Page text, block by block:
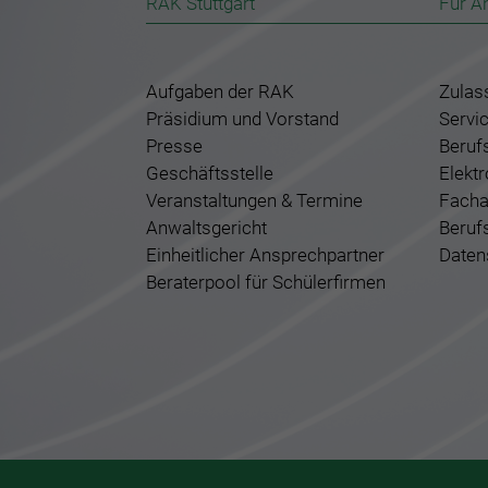
Aufgaben der RAK
Präsidium und Vorstand
Presse
Geschäftsstelle
Veranstaltungen & Termine
Anwaltsgericht
Einheitlicher Ansprechpartner
Beraterpool für Schülerfirmen